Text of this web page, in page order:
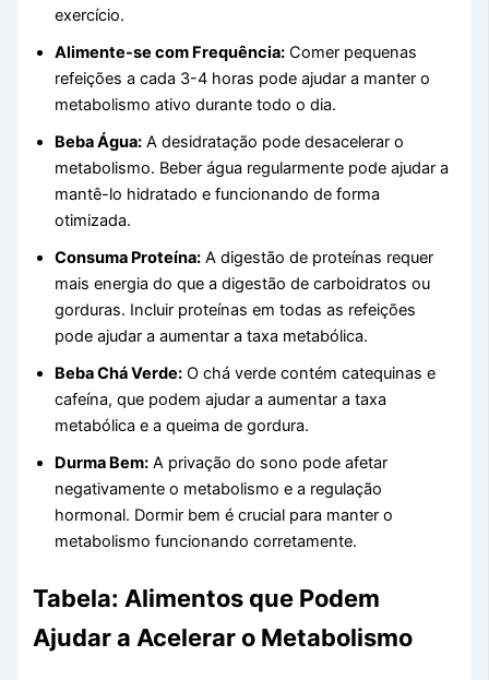
exercício.
Alimente-se com Frequência: Comer pequenas
refeições a cada 3-4 horas pode ajudar a manter o
metabolismo ativo durante todo o dia.
Beba Água: A desidratação pode desacelerar o
metabolismo. Beber água regularmente pode ajudar a
mantê-lo hidratado e funcionando de forma
otimizada.
Consuma Proteína: A digestão de proteínas requer
mais energia do que a digestão de carboidratos ou
gorduras. Incluir proteínas em todas as refeições
pode ajudar a aumentar a taxa metabólica.
Beba Chá Verde: O chá verde contém catequinas e
cafeína, que podem ajudar a aumentar a taxa
metabólica e a queima de gordura.
Durma Bem: A privação do sono pode afetar
negativamente o metabolismo e a regulação
hormonal. Dormir bem é crucial para manter o
metabolismo funcionando corretamente.
Tabela: Alimentos que Podem
Ajudar a Acelerar o Metabolismo